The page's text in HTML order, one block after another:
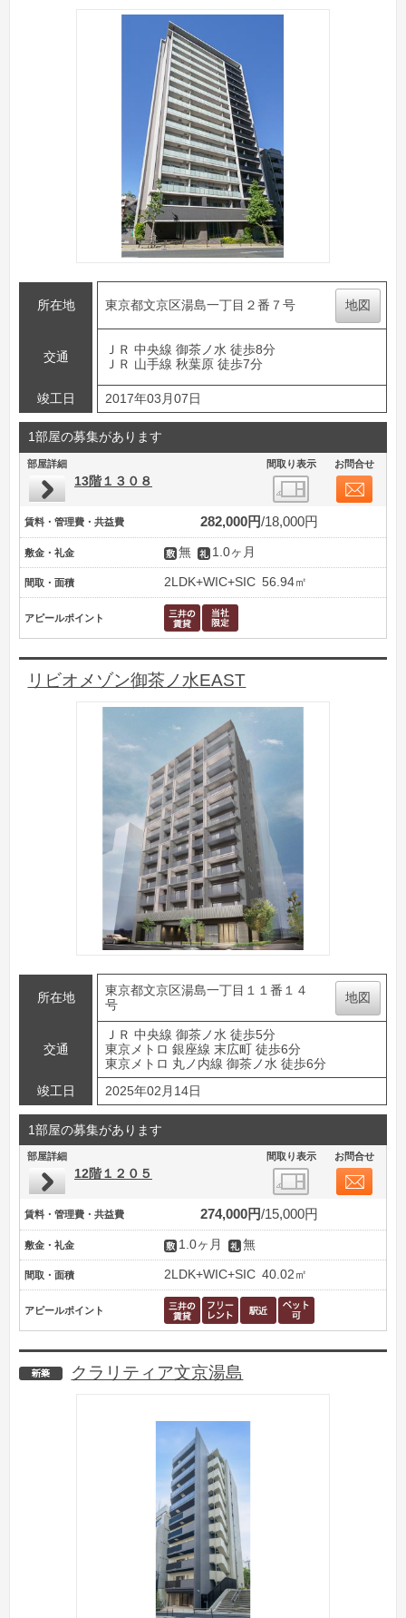
所在地 東京都文京区湯島一丁目２番７号 地図
交通
ＪＲ 中央線 御茶ノ水 徒歩8分
ＪＲ 山手線 秋葉原 徒歩7分
竣工日 2017年03月07日
1部屋の募集があります
部屋詳細 間取り表示 お問合せ
13階１３０８
賃料・管理費・共益費 282,000円 18,000円
敷金・礼金 無 1.0ヶ月
間取・面積 2LDK+WIC+SIC 56.94㎡
アピールポイント
リビオメゾン御茶ノ水EAST
所在地
東京都文京区湯島一丁目１１番１４
号
地図
交通
ＪＲ 中央線 御茶ノ水 徒歩5分
東京メトロ 銀座線 末広町 徒歩6分
東京メトロ 丸ノ内線 御茶ノ水 徒歩6分
竣工日
2025年02月14日
1部屋の募集があります
部屋詳細 間取り表示 お問合せ
12階１２０５
賃料・管理費・共益費 274,000円 15,000円
敷金・礼金 1.0ヶ月 無
間取・面積 2LDK+WIC+SIC 40.02㎡
アピールポイント
新築
クラリティア文京湯島